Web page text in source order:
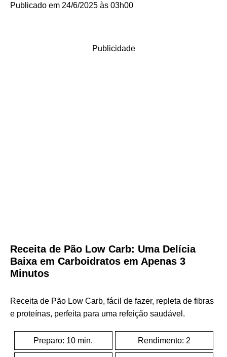
Publicado em 24/6/2025 às 03h00
Publicidade
Receita de Pão Low Carb: Uma Delícia
Baixa em Carboidratos em Apenas 3
Minutos
Receita de Pão Low Carb, fácil de fazer, repleta de fibras
e proteínas, perfeita para uma refeição saudável.
Preparo: 10 min. Rendimento: 2